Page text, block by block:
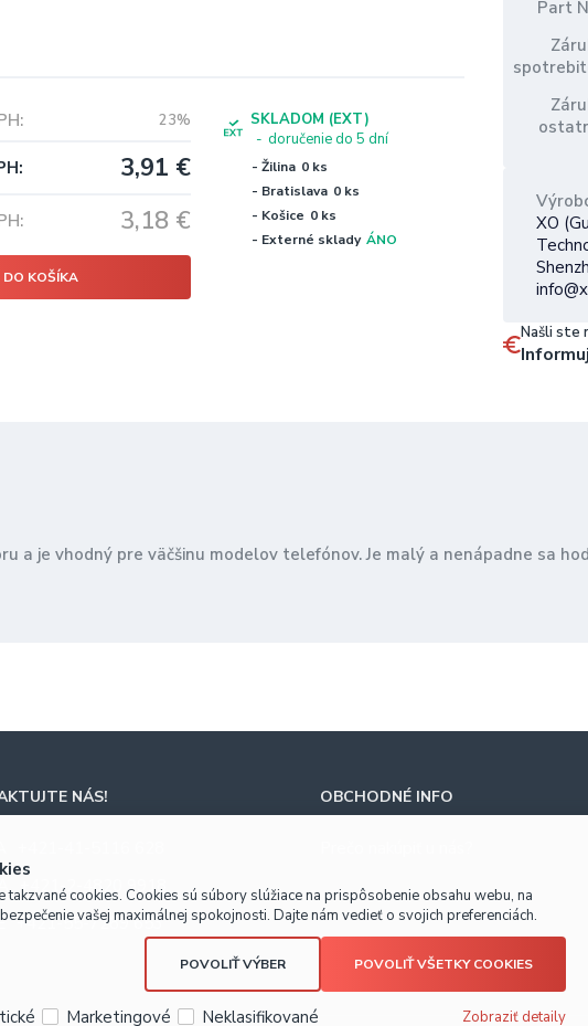
23%
3,91 €
3,18 €
DO KOŠÍKA
SKLADOM (EXT)
doručenie do 5 dní
- Žilina 0 ks
- Bratislava 0 ks
- Košice 0 ks
- Externé sklady ÁNO
Part
XO
Našli ste
a je vhodný pre väčšinu modelov telefónov. Je malý a nenápadne sa
NÁS!
+421-2-4820 9918
+421-55-7289 653
OBCHODNÉ INFO
cookies. Cookies sú súbory slúžiace na prispôsobenie obsahu webu, na
vašej maximálnej spokojnosti. Dajte nám vedieť o svojich preferenciách.
POVOLIŤ VÝBER POVOLIŤ VŠETKY COOKIES
Marketingové Neklasifikované Zobraziť detaily